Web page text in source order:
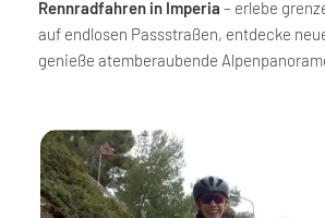
Rennradfahren in Imperia – erlebe
auf endlosen Passstraßen, entdecke
genieße atemberaubende